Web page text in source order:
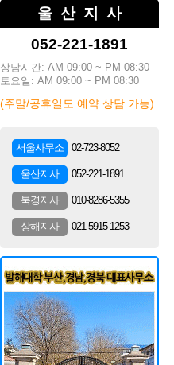
울산지사
052-221-1891
상담시간: AM 09:00 ~ PM 08:30
토요일: AM 09:00 ~ PM 08:30
(주말/공휴일도 예약 상담 가능)
서울사무소 02-723-8052
울산지사 052-221-1891
북경지사 010-8286-5355
상해지사 021-5915-1253